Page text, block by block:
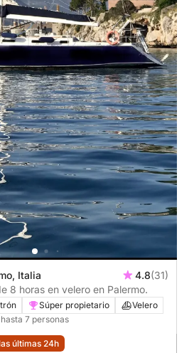
Italia 4.8(31)
8 horas en velero en Palermo.
Súper propietario
Velero
7 personas
últimas 24h